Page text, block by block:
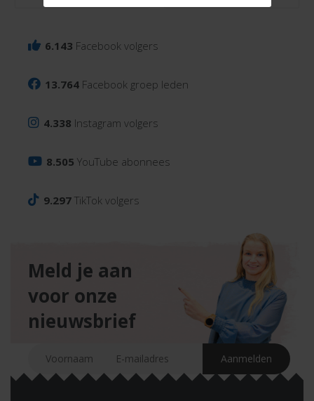
6.143 Facebook volgers
13.764 Facebook groep leden
4.338 Instagram volgers
8.505 YouTube abonnees
9.297 TikTok volgers
Meld je aan
voor onze
nieuwsbrief